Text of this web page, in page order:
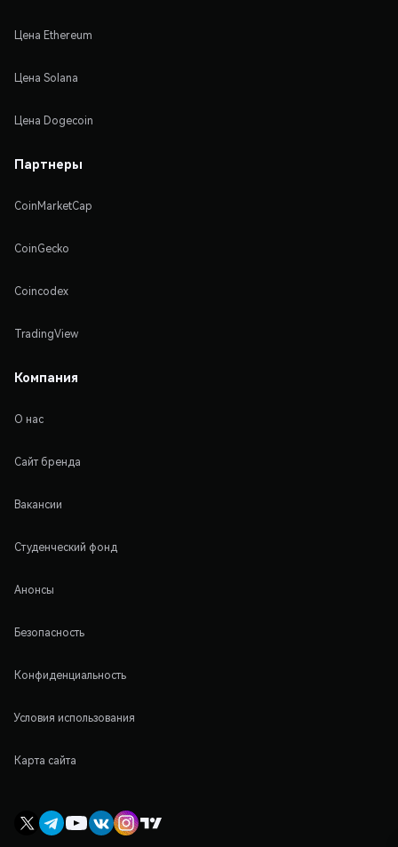
Цена Ethereum
Цена Solana
Цена Dogecoin
Партнеры
CoinMarketCap
CoinGecko
Coincodex
TradingView
Компания
О нас
Сайт бренда
Вакансии
Студенческий фонд
Анонсы
Безопасность
Конфиденциальность
Условия использования
Карта сайта